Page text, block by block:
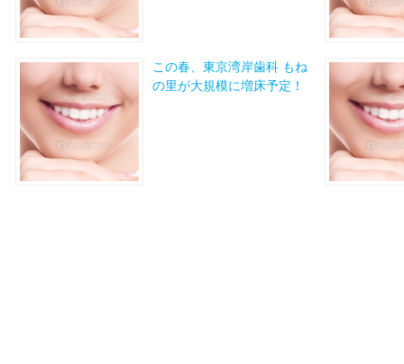
この春、東京湾岸歯科 もね
の里が大規模に増床予定！